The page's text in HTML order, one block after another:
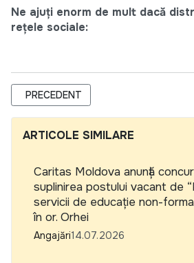
Ne ajuți enorm de mult dacă
rețele sociale:
ARTICOL PRECEDENT: ASOCIAȚIA
PRECEDENT
ARTICOLE SIMILARE
Caritas Moldova anunță
suplinirea postului vacant de
servicii de educație non-
în or. Orhei
Angajări14.07.2026